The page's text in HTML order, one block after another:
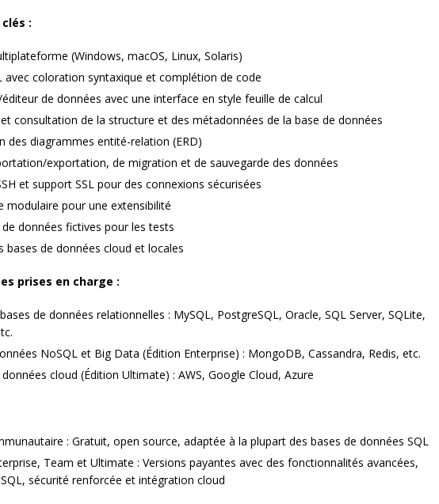
:
(Windows, macOS, Linux, Solaris)
avec coloration syntaxique et complétion de code
de données avec une interface en style feuille de calcul
consultation de la structure et des métadonnées de la base de données
des diagrammes entité-relation (ERD)
exportation, de migration et de sauvegarde des données
et support SSL pour des connexions sécurisées
modulaire pour une extensibilité
données fictives pour les tests
bases de données cloud et locales
prises en charge :
de données relationnelles : MySQL, PostgreSQL, Oracle, SQL Server, SQLite,
NoSQL et Big Data (Édition Enterprise) : MongoDB, Cassandra, Redis, etc.
cloud (Édition Ultimate) : AWS, Google Cloud, Azure
: Gratuit, open source, adaptée à la plupart des bases de données SQL
Team et Ultimate : Versions payantes avec des fonctionnalités avancées,
sécurité renforcée et intégration cloud